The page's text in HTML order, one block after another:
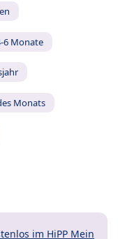
6 Monate
Monats
im HiPP Mein